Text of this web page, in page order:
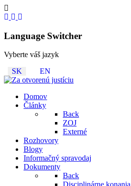
Language Switcher
Vyberte váš jazyk
SK
EN
Domov
Články
Back
ZOJ
Externé
Rozhovory
Blogy
Informačný spravodaj
Dokumenty
Back